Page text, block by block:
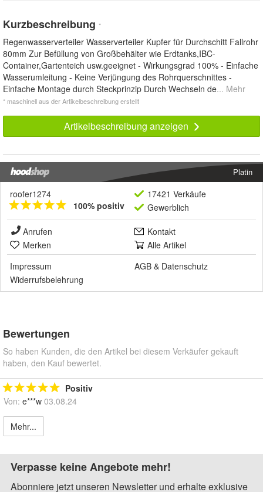
Kurzbeschreibung *
Regenwasserverteiler Wasserverteiler Kupfer für Durchschitt Fallrohr
80mm Zur Befüllung von Großbehälter wie Erdtanks,IBC-
Container,Gartenteich usw.geeignet - Wirkungsgrad 100% - Einfache
Wasserumleitung - Keine Verjüngung des Rohrquerschnittes -
Einfache Montage durch Steckprinzip Durch Wechseln de... Mehr
* maschinell aus der Artikelbeschreibung erstellt
Artikelbeschreibung anzeigen
Platin
roofer1274
100% positiv
17421 Verkäufe
Gewerblich
Anrufen
Kontakt
Merken
Alle Artikel
Impressum
AGB & Datenschutz
Widerrufsbelehrung
Bewertungen
So haben Kunden, die den Artikel bei diesem Verkäufer gekauft
haben, den Kauf bewertet.
Positiv
Von: e***w 03.08.24
Mehr...
Verpasse keine Angebote mehr!
Abonniere jetzt unseren Newsletter und erhalte exklusive